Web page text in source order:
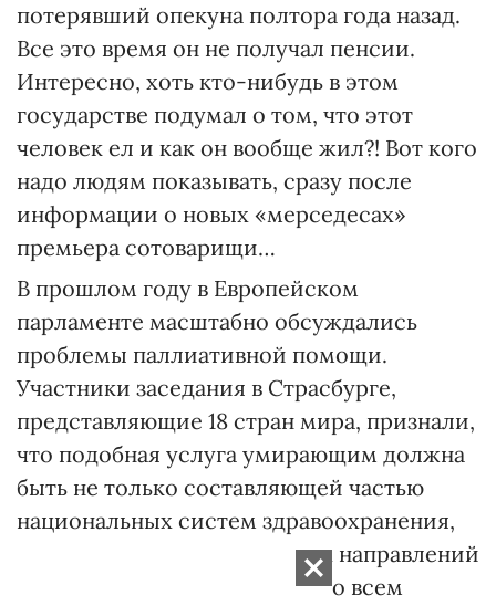
потерявший опекуна полтора года назад.
Все это время он не получал пенсии.
Интересно, хоть кто-нибудь в этом
государстве подумал о том, что этот
человек ел и как он вообще жил?! Вот кого
надо людям показывать, сразу после
информации о новых «мерседесах»
премьера сотоварищи…
В прошлом году в Европейском
парламенте масштабно обсуждались
проблемы паллиативной помощи.
Участники заседания в Страсбурге,
представляющие 18 стран мира, признали,
что подобная услуга умирающим должна
быть не только составляющей частью
национальных систем здравоохранения,
но и одним из приоритетных направлений
политики здравоохранения во всем